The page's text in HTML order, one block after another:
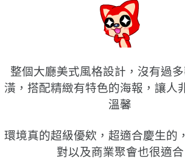
整個大廳美式風格設計，沒有過
潢，搭配精緻有特色的海報，讓人
溫馨
環境真的超級優欸，超適合慶生的
對以及商業聚會也很適合